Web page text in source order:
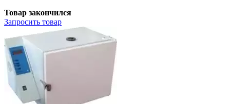
Товар закончился
Запросить товар